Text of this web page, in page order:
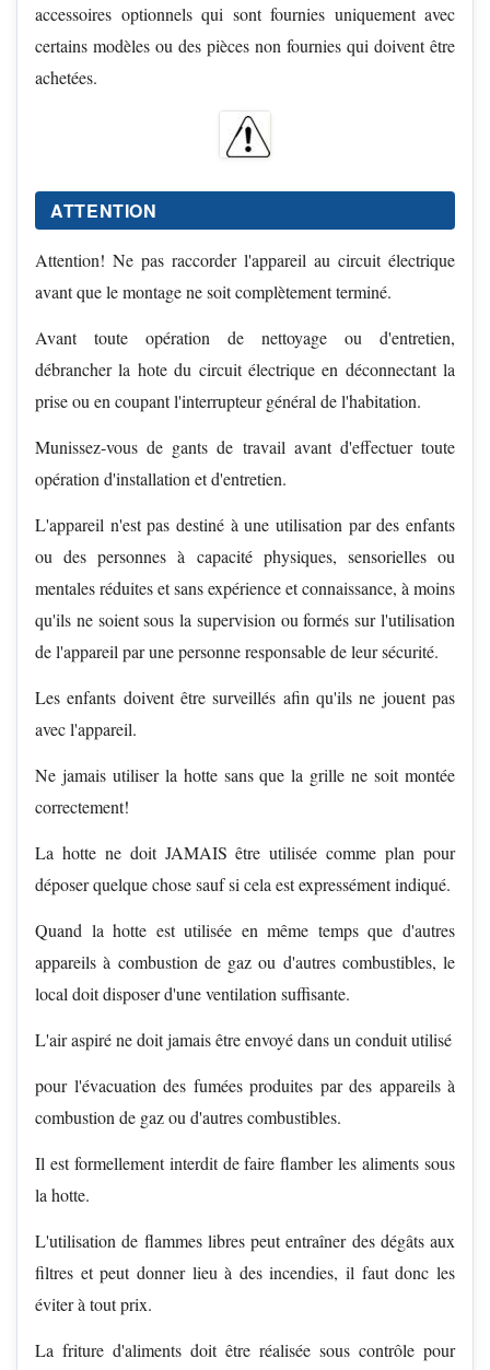
accessoires optionnels qui sont fournies uniquement avec
certains modèles ou des pièces non fournies qui doivent être
achetées.
ATTENTION
Attention! Ne pas raccorder l'appareil au circuit électrique
avant que le montage ne soit complètement terminé.
Avant toute opération de nettoyage ou d'entretien,
débrancher la hote du circuit électrique en déconnectant la
prise ou en coupant l'interrupteur général de l'habitation.
Munissez-vous de gants de travail avant d'effectuer toute
opération d'installation et d'entretien.
L'appareil n'est pas destiné à une utilisation par des enfants
ou des personnes à capacité physiques, sensorielles ou
mentales réduites et sans expérience et connaissance, à moins
qu'ils ne soient sous la supervision ou formés sur l'utilisation
de l'appareil par une personne responsable de leur sécurité.
Les enfants doivent être surveillés afin qu'ils ne jouent pas
avec l'appareil.
Ne jamais utiliser la hotte sans que la grille ne soit montée
correctement!
La hotte ne doit JAMAIS être utilisée comme plan pour
déposer quelque chose sauf si cela est expressément indiqué.
Quand la hotte est utilisée en même temps que d'autres
appareils à combustion de gaz ou d'autres combustibles, le
local doit disposer d'une ventilation suffisante.
L'air aspiré ne doit jamais être envoyé dans un conduit utilisé
pour l'évacuation des fumées produites par des appareils à
combustion de gaz ou d'autres combustibles.
Il est formellement interdit de faire flamber les aliments sous
la hotte.
L'utilisation de flammes libres peut entraîner des dégâts aux
filtres et peut donner lieu à des incendies, il faut donc les
éviter à tout prix.
La friture d'aliments doit être réalisée sous contrôle pour